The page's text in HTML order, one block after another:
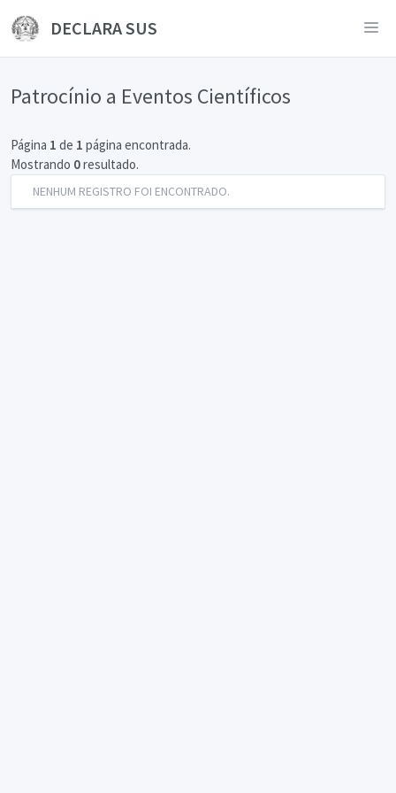
DECLARA SUS
Patrocínio a Eventos Científicos
Página 1 de 1 página encontrada.
Mostrando 0resultado.
NENHUM REGISTRO FOI ENCONTRADO.